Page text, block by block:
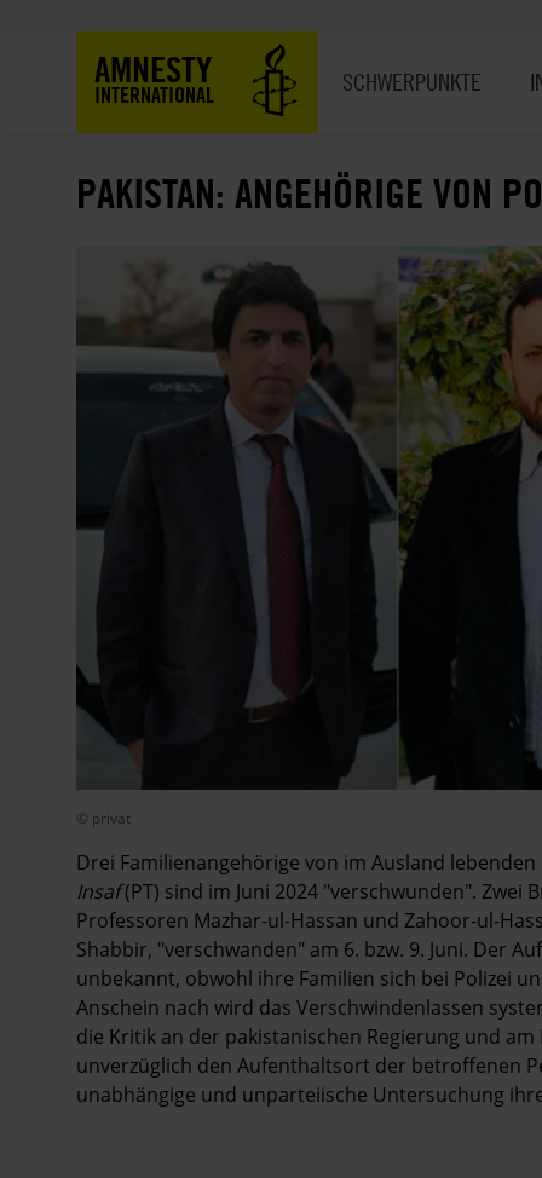
AMNESTY
INTERNATIONAL SCHWERPUNKTE
PAKISTAN: ANGEHÖRIGE VON
© privat
Drei Familienangehörige von im Ausland
Insaf(PT) sind im Juni 2024 "verschwunden". Zwei
Professoren Mazhar-ul-Hassan und Zahoor-ul-
Shabbir, "verschwanden" am 6. bzw. 9. Juni. Der
unbekannt, obwohl ihre Familien sich bei Polizei
Anschein nach wird das Verschwindenlassen
die Kritik an der pakistanischen Regierung und
unverzüglich den Aufenthaltsort der betroffenen
unabhängige und unparteiische Untersuchung